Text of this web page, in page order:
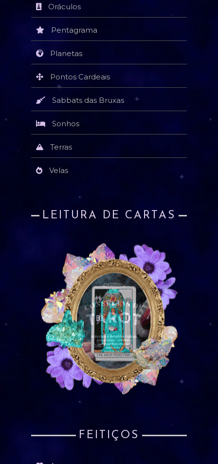
Oráculos
Pentagrama
Planetas
Pontos Cardeais
Sabbats das Bruxas
Sonhos
Terras
Velas
LEITURA DE CARTAS
FEITIÇOS